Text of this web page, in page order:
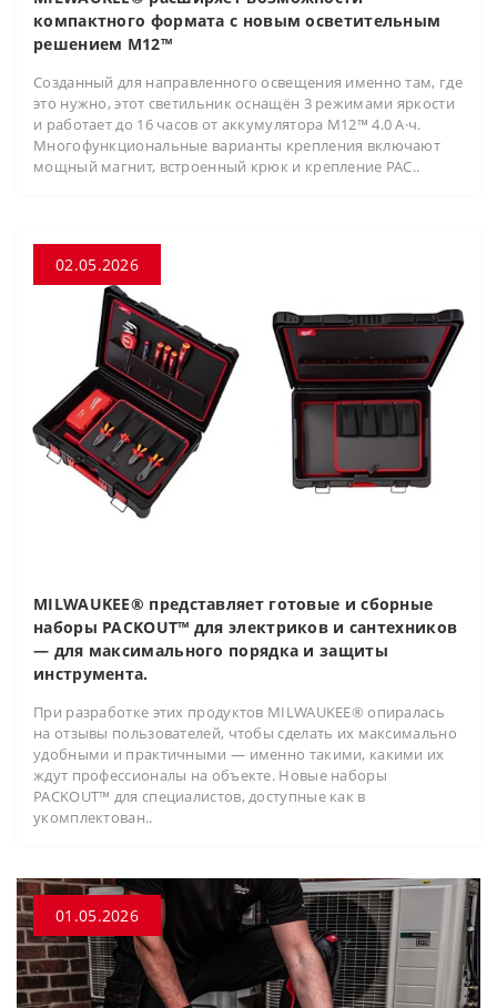
компактного формата с новым осветительным
решением M12™
Созданный для направленного освещения именно там, где
это нужно, этот светильник оснащён 3 режимами яркости
и работает до 16 часов от аккумулятора M12™ 4.0 А·ч.
Многофункциональные варианты крепления включают
мощный магнит, встроенный крюк и крепление PAC..
02.05.2026
MILWAUKEE® представляет готовые и сборные
наборы PACKOUT™ для электриков и сантехников
— для максимального порядка и защиты
инструмента.
При разработке этих продуктов MILWAUKEE® опиралась
на отзывы пользователей, чтобы сделать их максимально
удобными и практичными — именно такими, какими их
ждут профессионалы на объекте. Новые наборы
PACKOUT™ для специалистов, доступные как в
укомплектован..
01.05.2026